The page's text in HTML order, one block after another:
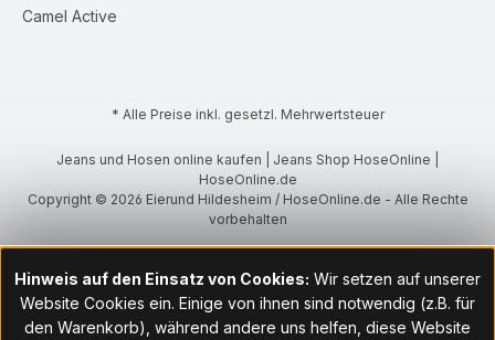
Camel Active
* Alle Preise inkl. gesetzl. Mehrwertsteuer
Jeans und Hosen online kaufen | Jeans Shop HoseOnline |
HoseOnline.de
Copyright © 2026 Eierund Hildesheim / HoseOnline.de - Alle Rechte
vorbehalten
Hinweis auf den Einsatz von Cookies: Wir setzen auf unserer
Website Cookies ein. Einige von ihnen sind notwendig (z.B. für
den Warenkorb), während andere uns helfen, diese Website